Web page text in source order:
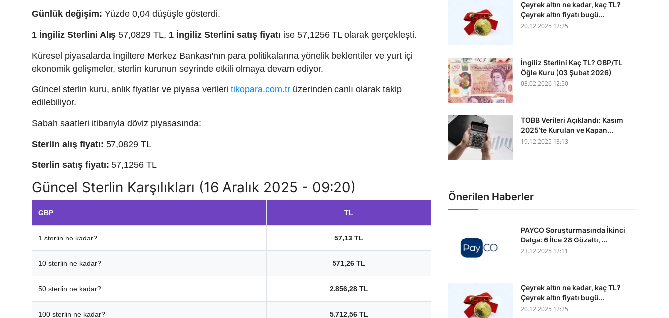
Günlük değişim: Yüzde 0,04 düşüşle gösterdi.
1 İngiliz Sterlini Alış 57,0829 TL, 1 İngiliz Sterlini satış fiyatı ise 57,1256 TL olarak gerçekleşti.
Küresel piyasalarda İngiltere Merkez Bankası'nın para politikalarına yönelik beklentiler ve yurt içi
ekonomik gelişmeler, sterlin kurunun seyrinde etkili olmaya devam ediyor.
Güncel sterlin kuru, anlık fiyatlar ve piyasa verileri tikopara.com.tr üzerinden canlı olarak takip
edilebiliyor.
Sabah saatleri itibarıyla döviz piyasasında:
Sterlin alış fiyatı: 57,0829 TL
Sterlin satış fiyatı: 57,1256 TL
Güncel Sterlin Karşılıkları (16 Aralık 2025 - 09:20)
GBP TL
1 sterlin ne kadar? 57,13 TL
10 sterlin ne kadar? 571,26 TL
50 sterlin ne kadar? 2.856,28 TL
100 sterlin ne kadar? 5.712,56 TL
Çeyrek altın ne kadar, kaç TL?
Çeyrek altın fiyatı bugü...
20.12.2025 12:25
İngiliz Sterlini Kaç TL? GBP/TL
Öğle Kuru (03 Şubat 2026)
03.02.2026 12:50
TOBB Verileri Açıklandı: Kasım
2025’te Kurulan ve Kapan...
19.12.2025 13:13
Önerilen Haberler
PAYCO Soruşturmasında İkinci
Dalga: 6 İlde 28 Gözaltı, ...
23.12.2025 12:11
Çeyrek altın ne kadar, kaç TL?
Çeyrek altın fiyatı bugü...
20.12.2025 12:25